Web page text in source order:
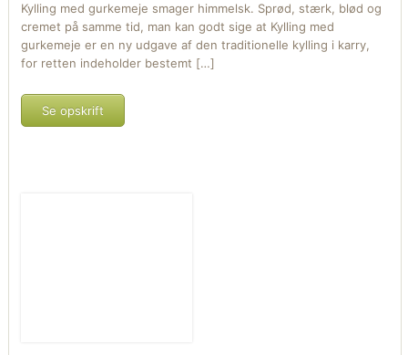
Kylling med gurkemeje smager himmelsk. Sprød, stærk, blød og
cremet på samme tid, man kan godt sige at Kylling med
gurkemeje er en ny udgave af den traditionelle kylling i karry,
for retten indeholder bestemt […]
Se opskrift